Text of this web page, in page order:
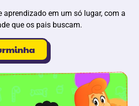
aprendizado em um só lugar, com a
que os pais buscam.